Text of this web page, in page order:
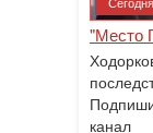
"Место
канал